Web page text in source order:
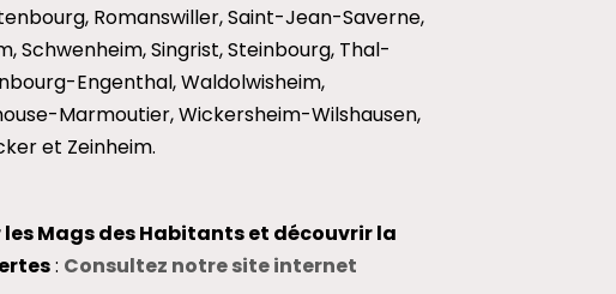
Romanswiller, Saint-Jean-Saverne,
Schwenheim, Singrist, Steinbourg, Thal-
Engenthal, Waldolwisheim,
Marmoutier, Wickersheim-Wilshausen,
et Zeinheim.
les Mags des Habitants et découvrir la
: Consultez notre site internet